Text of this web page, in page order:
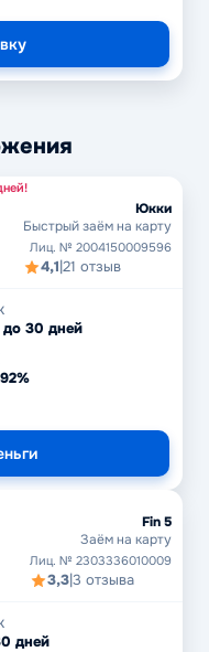
Юкки
Быстрый заём на карту
Лиц. № 2004150009596
4,1|21 отзыв
30 дней
Fin 5
Заём на карту
Лиц. № 2303336010009
3,3|3 отзыва
дней